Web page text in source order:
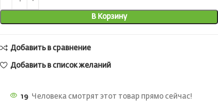
В Корзину
Добавить в сравнение
Добавить в список желаний
19 Человека смотрят этот товар прямо сейчас!